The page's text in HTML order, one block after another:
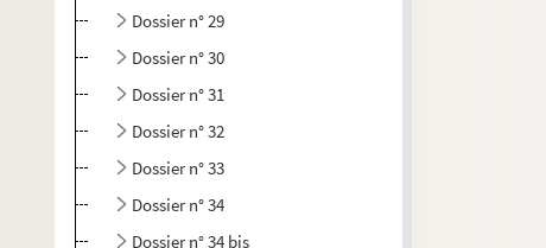
Dossier n° 29
Dossier n° 30
Dossier n° 31
Dossier n° 32
Dossier n° 33
Dossier n° 34
Dossier n° 34 bis